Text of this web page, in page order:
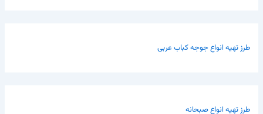
طرز تهیه انواع جوجه کباب عربی
طرز تهیه انواع صبحانه